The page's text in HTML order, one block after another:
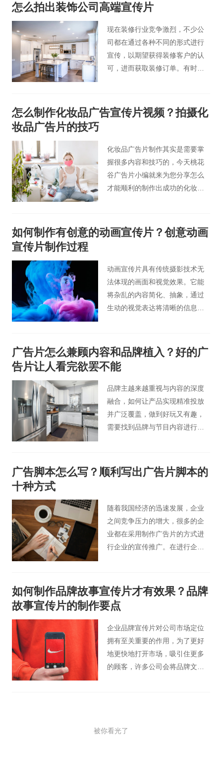
怎么拍出装饰公司高端宣传片
现在装修行业竞争激烈，不少公
司都在通过各种不同的形式进行
宣传，以期望获得装修客户的认
可，进而获取装修订单。有时候
拍摄企业宣传片是很有必要的，
如果装饰公司拍摄企业宣传片，
可以吸引观众的注意力。那么您
知道拍摄装修公司视频广告时有
哪些要领，怎么才拍出装饰公司
高端宣传片吗？和北京桃花谷企
怎么制作化妆品广告宣传片视频？拍摄化
妆品广告片的技巧
化妆品广告片制作其实是需要掌
握很多内容和技巧的，今天桃花
谷广告片小编就来为您分享怎么
才能顺利的制作出成功的化妆品
如何制作有创意的动画宣传片？创意动画
宣传片制作过程
动画宣传片具有传统摄影技术无
法体现的画面和视觉效果。它能
将杂乱的内容简化、抽象，通过
生动的视觉表达将清晰的信息传
畅，具有视觉冲击力，从视觉到
听觉给观众不一样的感觉，能抓
住观众的眼球。
广告片怎么兼顾内容和品牌植入？好的广
告片让人看完欲罢不能
品牌主越来越重视与内容的深度
融合，如何让产品实现精准投放
并广泛覆盖，做到好玩又有趣，
需要找到品牌与节目内容进行无
牌与情节内容相融合，成为剧情
自然的组成部分，创意性甚至不
不知不觉中对品牌留下印象。
广告脚本怎么写？顺利写出广告片脚本的
十种方式
随着我国经济的迅速发展，企业
之间竞争压力的增大，很多的企
业都在采用制作广告片的方式进
行企业的宣传推广。在进行企业
键。
如何制作品牌故事宣传片才有效果？品牌
故事宣传片的制作要点
企业品牌宣传片对公司市场定位
拥有至关重要的作用，为了更好
地更快地打开市场，吸引住更多
的顾客，许多公司会将品牌文化
小编为各位分析下如何制作品牌
被你看光了